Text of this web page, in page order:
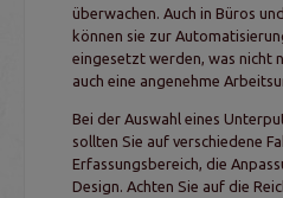
überwachen. Auch in Büros
können sie zur
eingesetzt werden, was nicht
auch eine angenehme
Bei der Auswahl eines
sollten Sie auf verschiedene
Erfassungsbereich, die
Design. Achten Sie auf die